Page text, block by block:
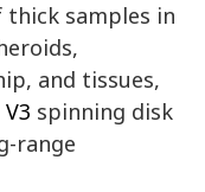
thick samples in
and tissues,
spinning disk
range